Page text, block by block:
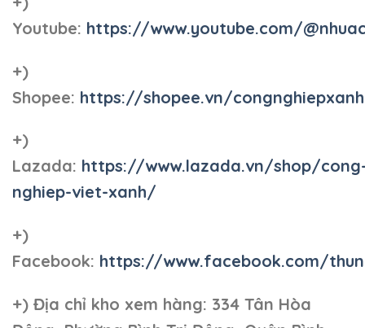
Youtube: https://www.youtube.com/
+)
Shopee: https://shopee.vn/
+)
Lazada: https://www.lazada.vn/shop/
nghiep-viet-xanh/
+)
Facebook: https://www.facebook.com/
+) Địa chỉ kho xem hàng: 334 Tân Hòa